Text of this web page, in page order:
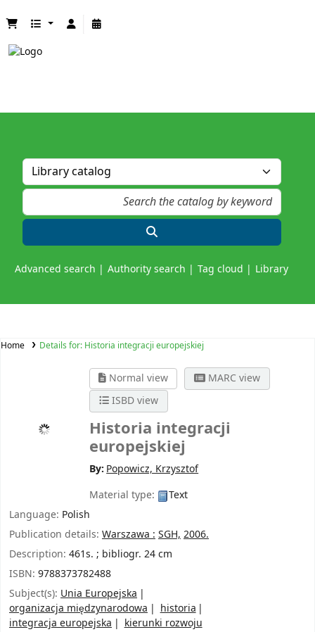
Advanced search Authority search Tag cloud Library
Home Details for: Historia integracji europejskiej
Normal view
MARC view
ISBD view
Historia integracji
europejskiej
By: Popowicz, Krzysztof
Material type:
Text
Language: Polish
Publication details: Warszawa :SGH,2006.
Description: 461s. ; bibliogr. 24 cm
ISBN: 9788373782488
Subject(s): Unia Europejska
organizacja międzynarodowa
historia
integracja europejska
kierunki rozwoju